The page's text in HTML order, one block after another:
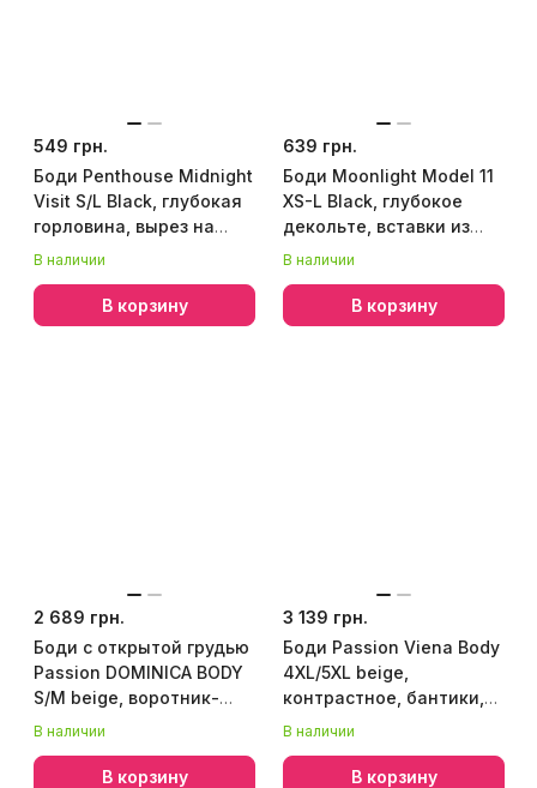
549 грн.
Боди Penthouse Midnight
Visit S/L Black, глубокая
горловина, вырез на
спине, рукава
В наличии
В корзину
639 грн.
Боди Moonlight Model 11
XS-L Black, глубокое
декольте, вставки из
крупной сетки по бокам,
В наличии
В корзину
2 689 грн.
Боди с открытой грудью
Passion DOMINICA BODY
S/M beige, воротник-
чокер, корсет
В наличии
В корзину
3 139 грн.
Боди Passion Viena Body
4XL/5XL beige,
контрастное, бантики,
вставка-сетка,
В наличии
В корзину